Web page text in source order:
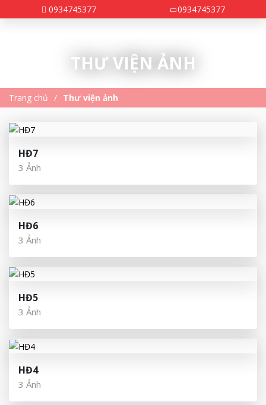
0934745377 0934745377
THƯ VIỆN ẢNH
Trang chủ Thư viện ảnh
HĐ7
3 Ảnh
HĐ6
3 Ảnh
HĐ5
3 Ảnh
HĐ4
3 Ảnh